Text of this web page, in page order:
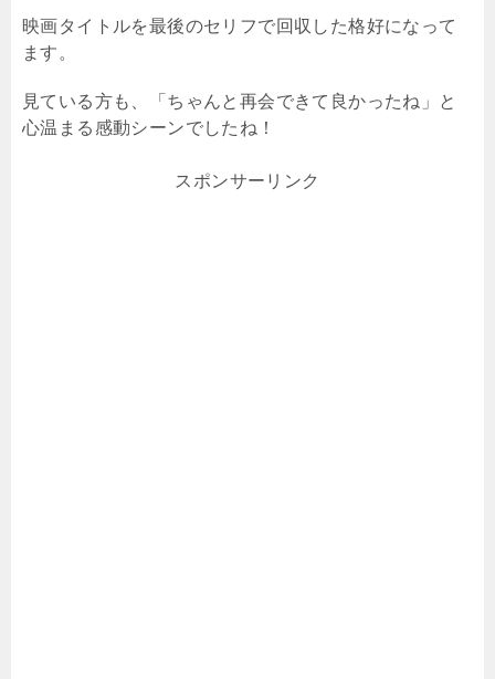
映画タイトルを最後のセリフで回収した格好になって
ます。
見ている方も、「ちゃんと再会できて良かったね」と
心温まる感動シーンでしたね！
スポンサーリンク